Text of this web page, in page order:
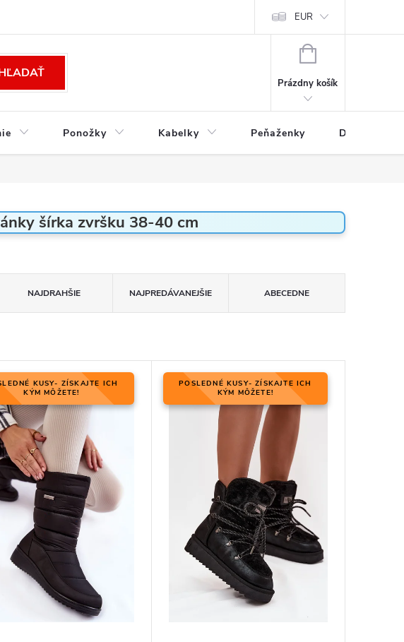
Podmienky ochrany osobných údajov
EUR
NÁKUPNÝ
Prázdny košík
Ponožky Kabelky Peňaženky Drogéria
šírka zvršku 38-40 cm
NAJDRAHŠIE NAJPREDÁVANEJŠIE ABECEDNE
KUSY- ZÍSKAJTE ICH
KÝM MÔŽETE!
POSLEDNÉ KUSY- ZÍSKAJTE ICH
KÝM MÔŽETE!